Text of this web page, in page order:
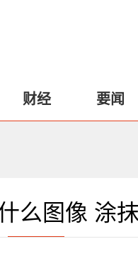
财经 要闻
么图像 涂